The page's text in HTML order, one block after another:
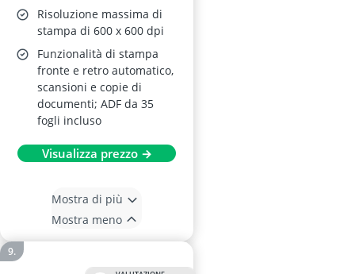
Risoluzione massima di
stampa di 600 x 600 dpi
Funzionalità di stampa
fronte e retro automatico,
scansioni e copie di
documenti; ADF da 35
fogli incluso
Visualizza prezzo →
Mostra di più
Mostra meno